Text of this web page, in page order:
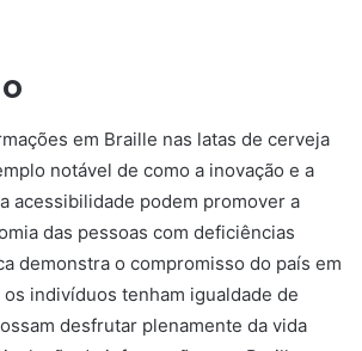
em Braille nas latas de cerveja
notável de como a inovação e a
acessibilidade podem promover a
das pessoas com deficiências
demonstra o compromisso do país em
indivíduos tenham igualdade de
desfrutar plenamente da vida